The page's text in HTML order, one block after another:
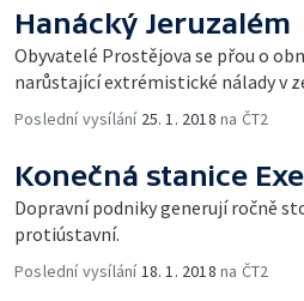
Hanácký Jeruzalém
Obyvatelé Prostějova se přou o
narůstající extrémistické nálady v
Poslední vysílání 25. 1. 2018 na ČT2
Konečná stanice
Dopravní podniky generují ročně
protiústavní.
Poslední vysílání 18. 1. 2018 na ČT2